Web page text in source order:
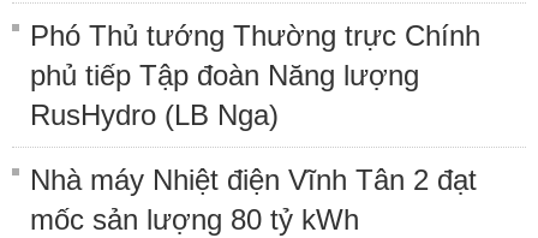
Phó Thủ tướng Thường trực Chính
phủ tiếp Tập đoàn Năng lượng
RusHydro (LB Nga)
Nhà máy Nhiệt điện Vĩnh Tân 2 đạt
mốc sản lượng 80 tỷ kWh